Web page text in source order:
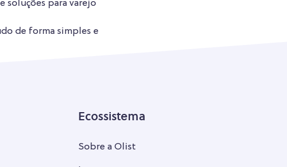
soluções para varejo
de forma simples e
Ecossistema
Sobre a Olist